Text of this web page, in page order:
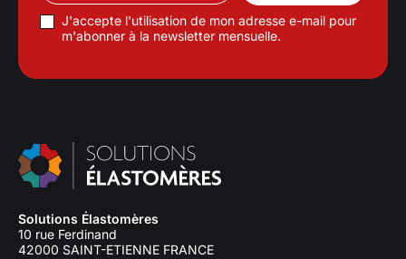
J'accepte l'utilisation de mon adresse e-mail pour
m'abonner à la newsletter mensuelle.
Solutions Élastomères
10 rue Ferdinand
42000 SAINT-ETIENNE FRANCE